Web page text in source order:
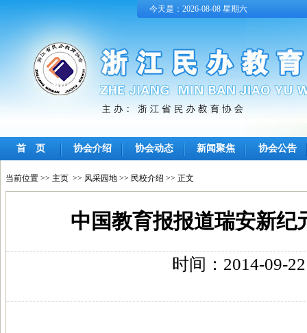
今天是：2026-08-08 星期六
首 页 协会介绍 协会动态 新闻聚焦 协会公告
当前位置 >> 主页 >> 风采园地 >> 民校介绍 >> 正文
中国教育报报道瑞安新纪
时间：2014-09-